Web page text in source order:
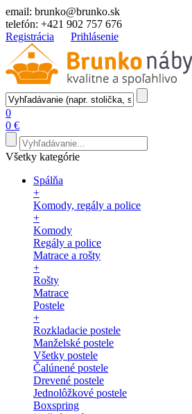
email: brunko@brunko.sk
telefón: +421 902 757 676
Registrácia
Prihlásenie
0
0 €
Všetky kategórie
Spálňa
+
Komody, regály a police
+
Komody
Regály a police
Matrace a rošty
+
Rošty
Matrace
Postele
+
Rozkladacie postele
Manželské postele
Všetky postele
Čalúnené postele
Drevené postele
Jednolôžkové postele
Boxspring